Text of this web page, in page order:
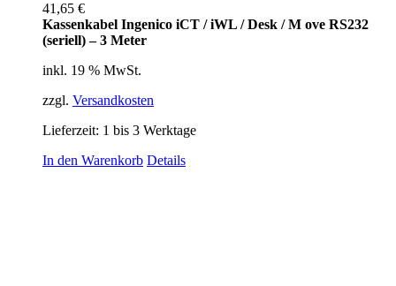
41,65 €
Kassenkabel Ingenico iCT / iWL / Desk / M ove RS232
(seriell) – 3 Meter
inkl. 19 % MwSt.
zzgl. Versandkosten
Lieferzeit: 1 bis 3 Werktage
In den Warenkorb Details